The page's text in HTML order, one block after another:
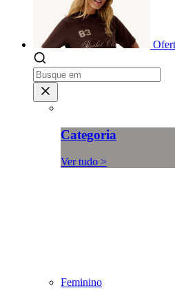
Categoria
Ver tudo >
Feminino